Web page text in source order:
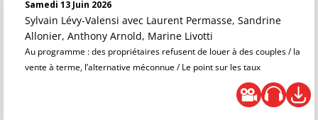
Samedi 13 Juin 2026
Sylvain Lévy-Valensi avec Laurent Permasse, Sandrine
Allonier, Anthony Arnold, Marine Livotti
Au programme : des propriétaires refusent de louer à des couples / la
vente à terme, l’alternative méconnue / Le point sur les taux